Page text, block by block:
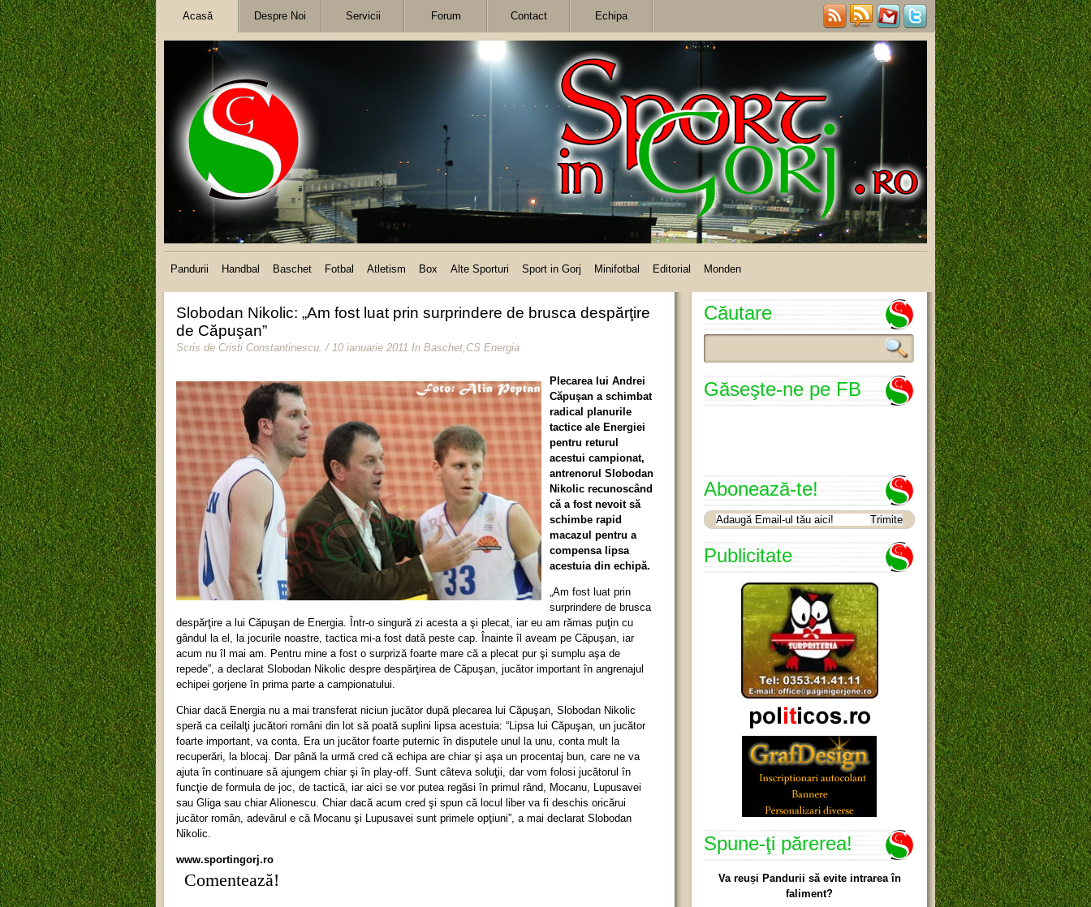
Acasă Despre Noi Servicii Forum Contact Echipa
Pandurii Handbal Baschet Fotbal Atletism Box Alte Sporturi Sport in Gorj Minifotbal Editorial Monden
Slobodan Nikolic: „Am fost luat prin surprindere de brusca despărţire
de Căpuşan”
Scris de Cristi Constantinescu. / 10 ianuarie 2011 In Baschet,CS Energia
Plecarea lui Andrei
Căpuşan a schimbat
radical planurile
tactice ale Energiei
pentru returul
acestui campionat,
antrenorul Slobodan
Nikolic recunoscând
că a fost nevoit să
schimbe rapid
macazul pentru a
compensa lipsa
acestuia din echipă.
„Am fost luat prin
surprindere de brusca
despărţire a lui Căpuşan de Energia. Într-o singură zi acesta a şi plecat, iar eu am rămas puţin cu
gândul la el, la jocurile noastre, tactica mi-a fost dată peste cap. Înainte îl aveam pe Căpuşan, iar
acum nu îl mai am. Pentru mine a fost o surpriză foarte mare că a plecat pur şi sumplu aşa de
repede”, a declarat Slobodan Nikolic despre despărţirea de Căpuşan, jucător important în angrenajul
echipei gorjene în prima parte a campionatului.
Chiar dacă Energia nu a mai transferat niciun jucător după plecarea lui Căpuşan, Slobodan Nikolic
speră ca ceilalţi jucători români din lot să poată suplini lipsa acestuia: “Lipsa lui Căpuşan, un jucător
foarte important, va conta. Era un jucător foarte puternic în disputele unul la unu, conta mult la
recuperări, la blocaj. Dar până la urmă cred că echipa are chiar şi aşa un procentaj bun, care ne va
ajuta în continuare să ajungem chiar şi în play-off. Sunt câteva soluţii, dar vom folosi jucătorul în
funcţie de formula de joc, de tactică, iar aici se vor putea regăsi în primul rând, Mocanu, Lupusavei
sau Gliga sau chiar Alionescu. Chiar dacă acum cred şi spun că locul liber va fi deschis oricărui
jucător român, adevărul e că Mocanu şi Lupusavei sunt primele opţiuni”, a mai declarat Slobodan
Nikolic.
www.sportingorj.ro
Comentează!
Căutare
Găseşte-ne pe FB
Abonează-te!
Publicitate
Spune-ţi părerea!
Va reuși Pandurii să evite intrarea în
faliment?